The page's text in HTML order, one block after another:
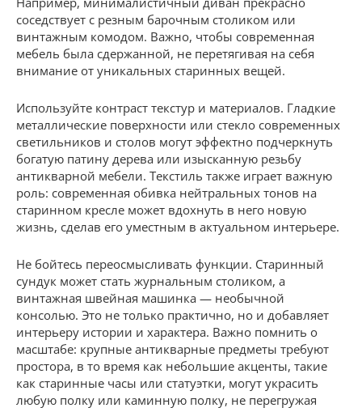
соседствует с резным барочным столиком или
винтажным комодом. Важно, чтобы современная
мебель была сдержанной, не перетягивая на себя
внимание от уникальных старинных вещей.
Используйте контраст текстур и материалов. Гладкие
металлические поверхности или стекло современных
светильников и столов могут эффектно подчеркнуть
богатую патину дерева или изысканную резьбу
антикварной мебели. Текстиль также играет важную
роль: современная обивка нейтральных тонов на
старинном кресле может вдохнуть в него новую
жизнь, сделав его уместным в актуальном интерьере.
Не бойтесь переосмысливать функции. Старинный
сундук может стать журнальным столиком, а
винтажная швейная машинка — необычной
консолью. Это не только практично, но и добавляет
интерьеру истории и характера. Важно помнить о
масштабе: крупные антикварные предметы требуют
простора, в то время как небольшие акценты, такие
как старинные часы или статуэтки, могут украсить
любую полку или каминную полку, не перегружая